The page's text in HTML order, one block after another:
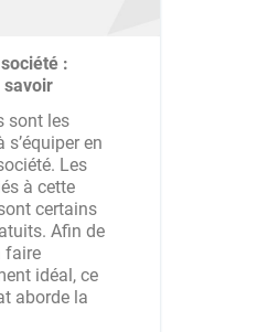
:
savoir
sont les
s’équiper en
Les
à cette
certains
Afin de
faire
idéal, ce
aborde la